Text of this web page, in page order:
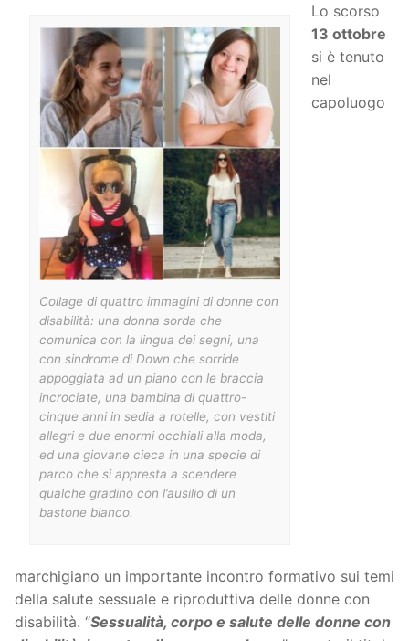
Collage di quattro immagini di donne con
disabilità: una donna sorda che
comunica con la lingua dei segni, una
con sindrome di Down che sorride
appoggiata ad un piano con le braccia
incrociate, una bambina di quattro-
cinque anni in sedia a rotelle, con vestiti
allegri e due enormi occhiali alla moda,
ed una giovane cieca in una specie di
parco che si appresta a scendere
qualche gradino con l’ausilio di un
bastone bianco.
Lo scorso
13 ottobre
si è tenuto
nel
capoluogo
marchigiano un importante incontro formativo sui temi
della salute sessuale e riproduttiva delle donne con
disabilità. “Sessualità, corpo e salute delle donne con